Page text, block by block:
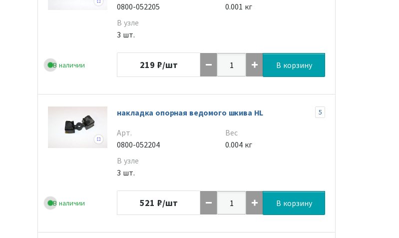
В наличии
0800-052205
В узле
3 шт.
0.001 кг
219 ₽/шт В корзину
В наличии
накладка опорная ведомого шкива HL 5
Арт.
0800-052204
В узле
3 шт.
Вес
0.004 кг
521 ₽/шт В корзину